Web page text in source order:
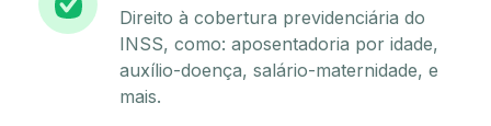
Direito à cobertura previdenciária do
INSS, como: aposentadoria por idade,
auxílio-doença, salário-maternidade, e
mais.